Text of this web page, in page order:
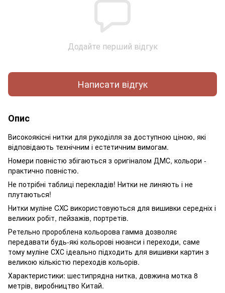
Додайте перший відгук
Написати відгук
Опис
Високоякісні нитки для рукоділля за доступною ціною, які
відповідають технічним і естетичним вимогам.
Номери повністю збігаються з оригіналом ДМС, кольори -
практично повністю.
Не потрібні таблиці перекладів! Нитки не линяють і не
плутаються!
Нитки муліне CXC використовуються для вишивки середніх і
великих робіт, пейзажів, портретів.
Ретельно пророблена кольорова гамма дозволяє
передавати будь-які кольорові нюанси і переходи, саме
тому муліне СХС ідеально підходить для вишивки картин з
великою кількістю переходів кольорів.
Характеристики: шестипрядна нитка, довжина мотка 8
метрів, виробництво Китай.